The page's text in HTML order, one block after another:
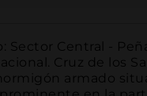
Sector Central -
Cruz de los
armado